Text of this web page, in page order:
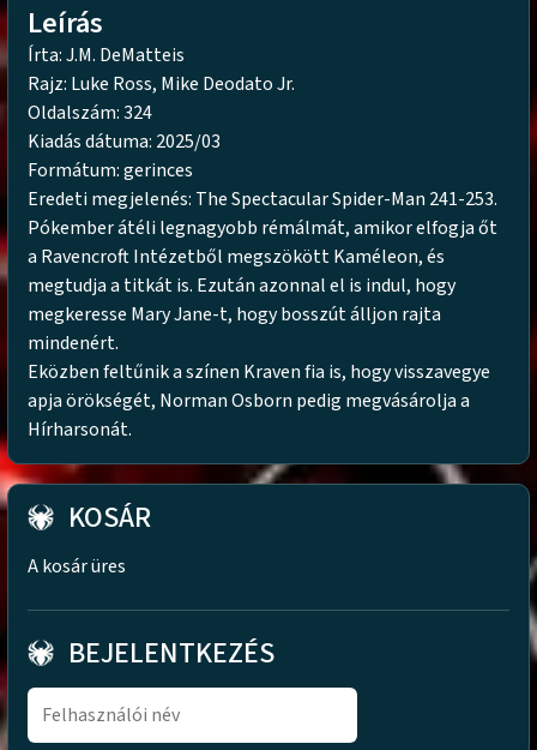
Leírás
Írta: J.M. DeMatteis
Rajz: Luke Ross, Mike Deodato Jr.
Oldalszám: 324
Kiadás dátuma: 2025/03
Formátum: gerinces
Eredeti megjelenés: The Spectacular Spider-Man 241-253.
Pókember átéli legnagyobb rémálmát, amikor elfogja őt
a Ravencroft Intézetből megszökött Kaméleon, és
megtudja a titkát is. Ezután azonnal el is indul, hogy
megkeresse Mary Jane-t, hogy bosszút álljon rajta
mindenért.
Eközben feltűnik a színen Kraven fia is, hogy visszavegye
apja örökségét, Norman Osborn pedig megvásárolja a
Hírharsonát.
KOSÁR
A kosár üres
BEJELENTKEZÉS